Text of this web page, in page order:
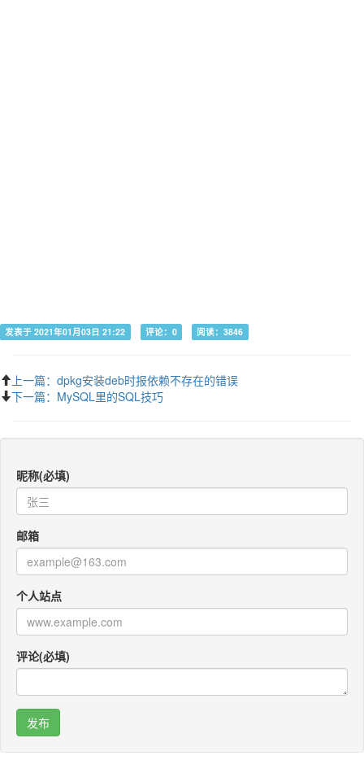
发表于 2021年01月03日 21:22 评论：0 阅读：3846
上一篇：dpkg安装deb时报依赖不存在的错误
下一篇：MySQL里的SQL技巧
昵称(必填)
邮箱
个人站点
评论(必填)